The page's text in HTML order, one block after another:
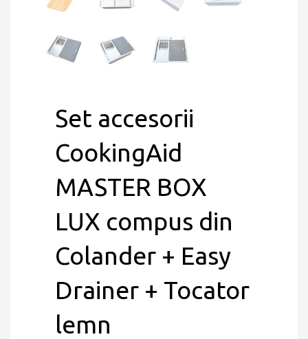
Set accesorii
CookingAid
MASTER BOX
LUX compus din
Colander + Easy
Drainer + Tocator
lemn